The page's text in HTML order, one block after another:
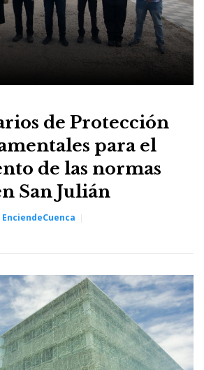
de Protección
para el
de las normas
San Julián
EnciendeCuenca